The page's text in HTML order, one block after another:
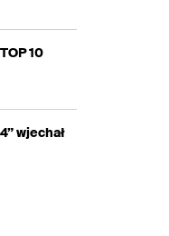
10
wjechał